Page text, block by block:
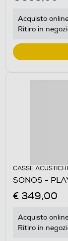
Acquisto
Ritiro in
CASSE
SONOS -
€ 349,00
Acquisto
Ritiro in